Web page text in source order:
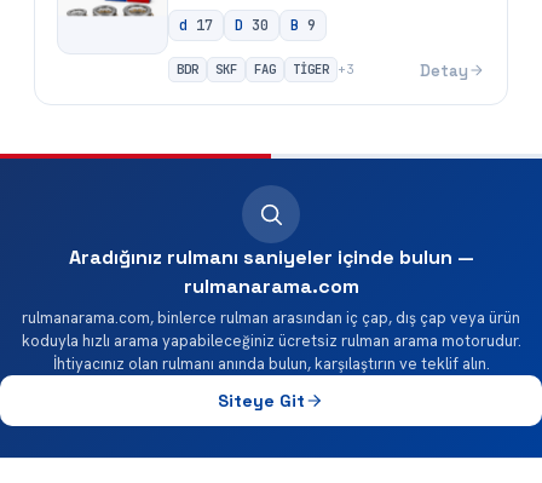
d 17 D 30 B 9
BDR SKF FAG TİGER +3 Detay
Aradığınız rulmanı saniyeler içinde bulun —
rulmanarama.com
rulmanarama.com, binlerce rulman arasından iç çap, dış çap veya ürün
koduyla hızlı arama yapabileceğiniz ücretsiz rulman arama motorudur.
İhtiyacınız olan rulmanı anında bulun, karşılaştırın ve teklif alın.
Siteye Git